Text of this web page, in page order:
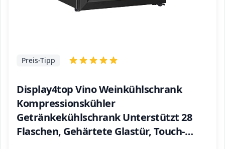
Display4top Vino Weinkühlschrank
Kompressionskühler
Getränkekühlschrank Unterstützt 28
Flaschen, Gehärtete Glastür, Touch-
Preis-Tipp